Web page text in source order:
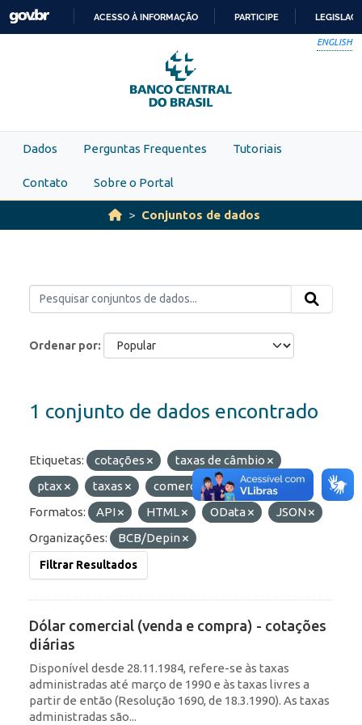
Skip to main content
PARA
O
CONTEÚDO
ACESSO À INFORMAÇÃO PARTICIPE
ENGLISH
Dados Perguntas Frequentes Tutoriais
Contato Sobre o Portal
Conjuntos de dados
Ordenar por
1 conjunto de dados encontrado
Etiquetas: cotações
taxas de câmbio
ptax
taxas comercial
dólar
Formatos:
API HTML OData
JSON
Organizações:
BCB/Depin
Filtrar Resultados
Dólar comercial (venda e compra) - cotações
diárias
Disponível desde 28.11.1984, refere-se às taxas
administradas até março de 1990 e às taxas livres a
partir de então (Resolução 1690, de 18.3.1990). As taxas
administradas são...